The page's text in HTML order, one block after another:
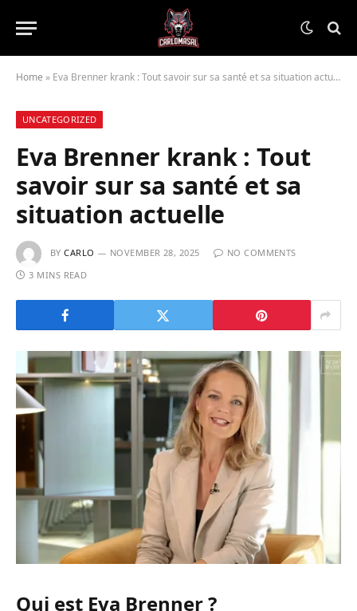
Home » Eva Brenner krank : Tout savoir sur sa santé et sa situation actuelle
UNCATEGORIZED
Eva Brenner krank : Tout
savoir sur sa santé et sa
situation actuelle
BY CARLO NOVEMBER 28, 2025
NO COMMENTS
3 MINS READ
Qui est Eva Brenner ?